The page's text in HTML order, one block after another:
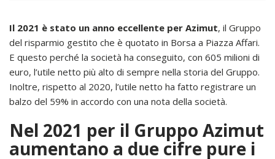
Il 2021 è stato un anno eccellente per Azimut, il Gruppo
del risparmio gestito che è quotato in Borsa a Piazza Affari.
E questo perché la società ha conseguito, con 605 milioni di
euro, l’utile netto più alto di sempre nella storia del Gruppo.
Inoltre, rispetto al 2020, l’utile netto ha fatto registrare un
balzo del 59% in accordo con una nota della società.
Nel 2021 per il Gruppo Azimut
aumentano a due cifre pure i